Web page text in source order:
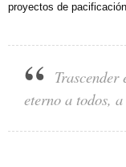
proyectos de
Trascender
eterno a todos,